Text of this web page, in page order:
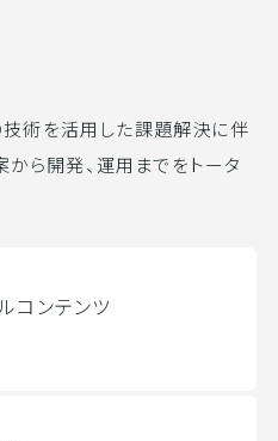
術を活用した課題解決に伴
から開発、運用までをトータ
コンテンツ